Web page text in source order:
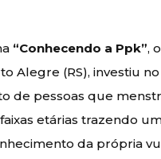
“Conhecendo a Ppk”,
Alegre (RS), investiu
de pessoas que
etárias trazendo
da própria